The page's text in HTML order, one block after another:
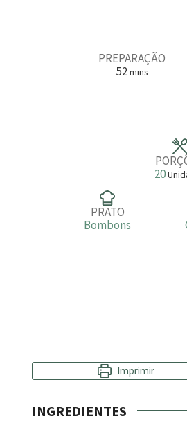
PREPARAÇÃO
52m
u
mins
20
PRATO
Bombons
Imprimir
INGREDIENTES